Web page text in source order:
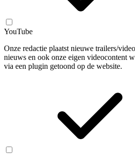
YouTube
Onze redactie plaatst nieuwe trailers/
nieuws en ook onze eigen videocontent
via een plugin getoond op de website.